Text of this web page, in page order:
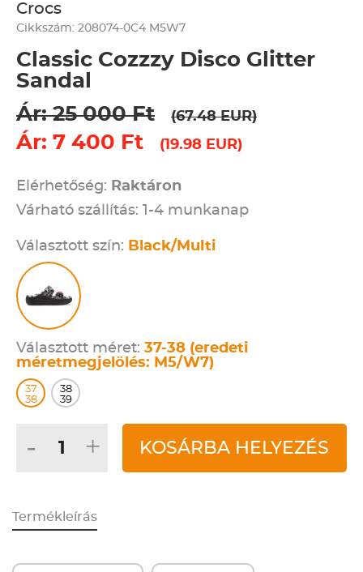
Crocs
Cikkszám: 208074-0C4 M5W7
Classic Cozzzy Disco Glitter
Sandal
Ár: 25 000 Ft
(67.48 EUR)
Ár: 7 400 Ft (19.98 EUR)
Elérhetőség: Raktáron
Várható szállítás: 1-4 munkanap
Választott szín: Black/Multi
Választott méret: 37-38 (eredeti
méretmegjelölés: M5/W7)
37
38
38
39
- + KOSÁRBA HELYEZÉS
Termékleírás